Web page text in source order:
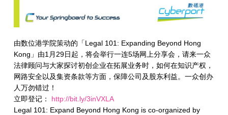
由数位港学院策动的「Legal 101: Expanding Beyond Hong
Kong」由1月29日起，将会举行一连5场网上分享会，请来一众
法律顾问与大家探讨初创企业在拓展业务时，如何在知识产权，
网路安全以及集资条款等方面，保障公司及股东利益。一众创办
人万勿错过！
立即登记： http://bit.ly/3inVXLA
Legal 101: Expand Beyond Hong Kong is co-organized by